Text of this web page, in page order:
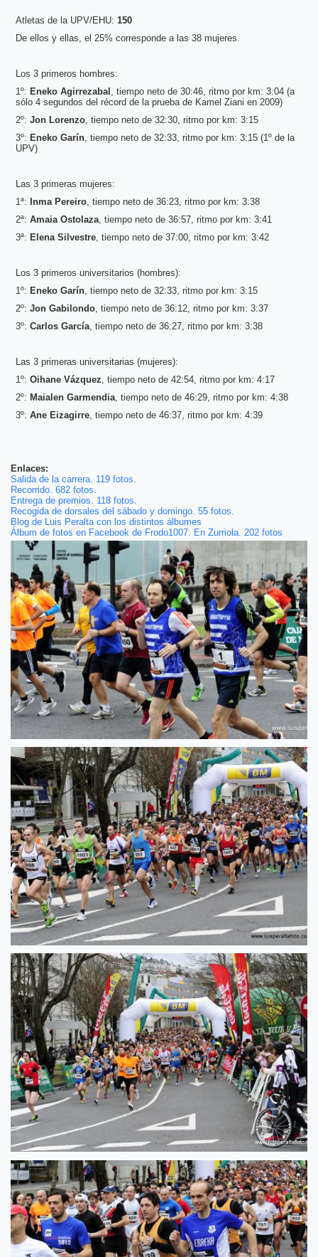
Atletas de la UPV/EHU: 150
De ellos y ellas, el 25% corresponde a las 38 mujeres.
Los 3 primeros hombres:
1º: Eneko Agirrezabal , tiempo neto de 30:46, ritmo por km: 3:04 (a
sólo 4 segundos del récord de la prueba de Kamel Ziani en 2009)
2º: Jon Lorenzo, tiempo neto de 32:30, ritmo por km: 3:15
3º: Eneko Garín, tiempo neto de 32:33, ritmo por km: 3:15 (1º de la
UPV)
Las 3 primeras mujeres:
1ª: Inma Pereiro, tiempo neto de 36:23, ritmo por km: 3:38
2ª: Amaia Ostolaza, tiempo neto de 36:57, ritmo por km: 3:41
3ª: Elena Silvestre, tiempo neto de 37:00, ritmo por km: 3:42
Los 3 primeros universitarios (hombres):
1º: Eneko Garín, tiempo neto de 32:33, ritmo por km: 3:15
2º: Jon Gabilondo, tiempo neto de 36:12, ritmo por km: 3:37
3º: Carlos García, tiempo neto de 36:27, ritmo por km: 3:38
Las 3 primeras universitarias (mujeres):
1º: Oihane Vázquez, tiempo neto de 42:54, ritmo por km: 4:17
2º: Maialen Garmendia, tiempo neto de 46:29, ritmo por km: 4:38
3º: Ane Eizagirre, tiempo neto de 46:37, ritmo por km: 4:39
Enlaces:
Salida de la carrera. 119 fotos.
Recorrido. 682 fotos.
Entrega de premios. 118 fotos.
Recogida de dorsales del sábado y domingo. 55 fotos.
Blog de Luis Peralta con los distintos álbumes
Álbum de fotos en Facebook de Frodo1007. En Zurriola. 202 fotos